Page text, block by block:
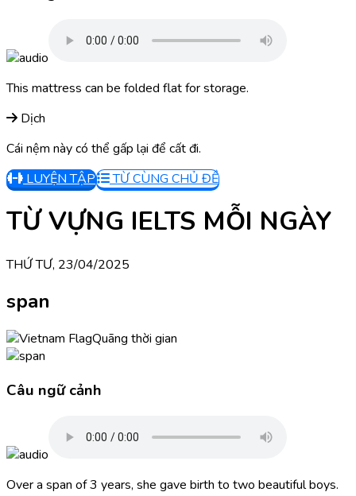
This mattress can be folded flat for storage.
Dịch
Cái nệm này có thể gấp lại để cất đi.
LUYỆN TẬP
TỪ CÙNG CHỦ ĐỀ
TỪ VỰNG IELTS MỖI NGÀY
THỨ TƯ, 23/04/2025
span
Quãng thời gian
Câu ngữ cảnh
Over a span of 3 years, she gave birth to two beautiful boys.